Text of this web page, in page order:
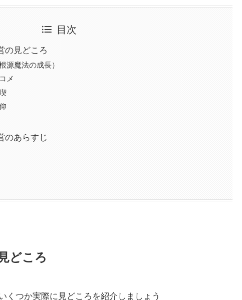
目次
の見どころ
源魔法の成長）
メ
のあらすじ
どころ
くつか実際に見どころを紹介しましょう